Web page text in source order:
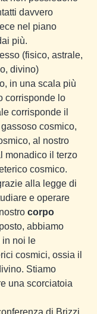
davvero
nel piano
più.
(fisico, astrale,
divino)
in una scala più
corrisponde lo
corrisponde il
cosmico,
al nostro
monadico il terzo
cosmico.
alla legge di
e operare
corpo
abbiamo
in noi le
cosmici, ossia il
Stiamo
una scorciatoia
di Brizzi